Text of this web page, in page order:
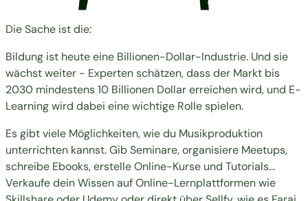
Die Sache ist die:
Bildung ist heute eine Billionen-Dollar-Industrie. Und sie
wächst weiter - Experten schätzen, dass der Markt bis
2030 mindestens 10 Billionen Dollar erreichen wird, und E-
Learning wird dabei eine wichtige Rolle spielen.
Es gibt viele Möglichkeiten, wie du Musikproduktion
unterrichten kannst. Gib Seminare, organisiere Meetups,
schreibe Ebooks, erstelle Online-Kurse und Tutorials...
Verkaufe dein Wissen auf Online-Lernplattformen wie